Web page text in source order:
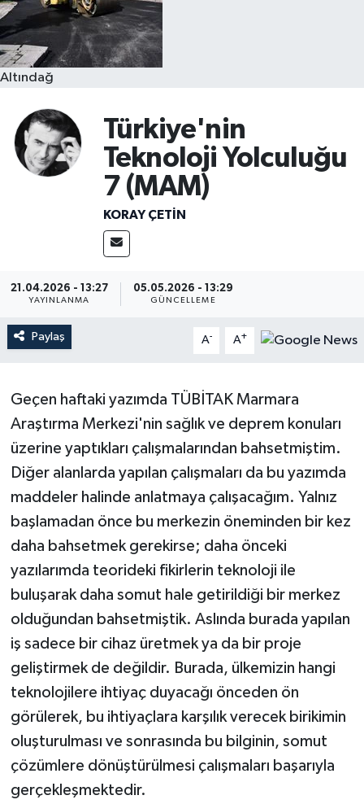
Altındağ
Türkiye'nin
Teknoloji Yolculuğu
7 (MAM)
KORAY ÇETIN
21.04.2026 - 13:27
YAYINLANMA
05.05.2026 - 13:29
GÜNCELLEME
Paylaş A- A+
Geçen haftaki yazımda TÜBİTAK Marmara
Araştırma Merkezi'nin sağlık ve deprem konuları
üzerine yaptıkları çalışmalarından bahsetmiştim.
Diğer alanlarda yapılan çalışmaları da bu yazımda
maddeler halinde anlatmaya çalışacağım. Yalnız
başlamadan önce bu merkezin öneminden bir kez
daha bahsetmek gerekirse; daha önceki
yazılarımda teorideki fikirlerin teknoloji ile
buluşarak daha somut hale getirildiği bir merkez
olduğundan bahsetmiştik. Aslında burada yapılan
iş sadece bir cihaz üretmek ya da bir proje
geliştirmek de değildir. Burada, ülkemizin hangi
teknolojilere ihtiyaç duyacağı önceden ön
görülerek, bu ihtiyaçlara karşılık verecek birikimin
oluşturulması ve sonrasında bu bilginin, somut
çözümlere dönüştürülmesi çalışmaları başarıyla
gerçekleşmektedir.